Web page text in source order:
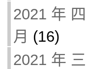
2021 年 四
月 (16)
2021 年 三